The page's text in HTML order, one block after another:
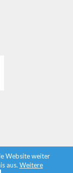
Website weiter
aus. Weitere